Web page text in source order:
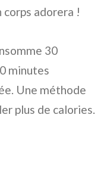
adorera !
30
minutes
Une méthode
plus de calories.